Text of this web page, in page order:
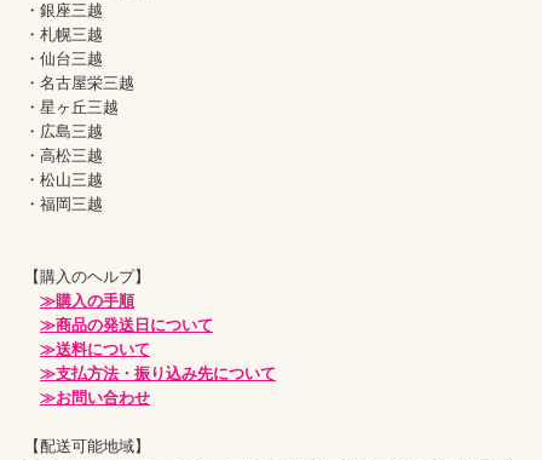
・銀座三越
・札幌三越
・仙台三越
・名古屋栄三越
・星ヶ丘三越
・広島三越
・高松三越
・松山三越
・福岡三越
【購入のヘルプ】
≫購入の手順
≫商品の発送日について
≫送料について
≫支払方法・振り込み先について
≫お問い合わせ
【配送可能地域】